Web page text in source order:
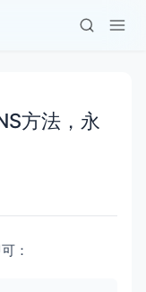
方法，永
：